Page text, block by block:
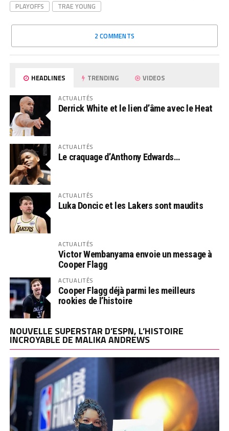
PLAYOFFS
TRAE YOUNG
2 COMMENTS
HEADLINES TRENDING VIDEOS
ACTUALITÉS
Derrick White et le lien d’âme avec le Heat
ACTUALITÉS
Le craquage d’Anthony Edwards…
ACTUALITÉS
Luka Doncic et les Lakers sont maudits
ACTUALITÉS
Victor Wembanyama envoie un message à
Cooper Flagg
ACTUALITÉS
Cooper Flagg déjà parmi les meilleurs
rookies de l’histoire
NOUVELLE SUPERSTAR D’ESPN, L’HISTOIRE
INCROYABLE DE MALIKA ANDREWS